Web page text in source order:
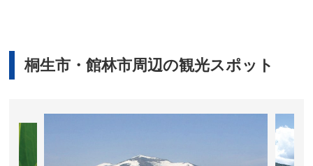
桐生市・館林市周辺の観光スポット